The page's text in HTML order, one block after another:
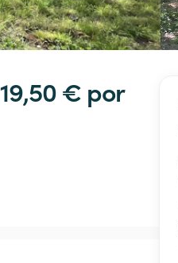
€ por